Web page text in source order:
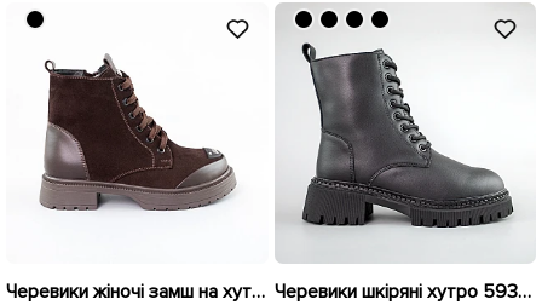
Черевики жіночі замш на хутрі 592700 Коричневі Черевики шкіряні хутро 593427 Чорні